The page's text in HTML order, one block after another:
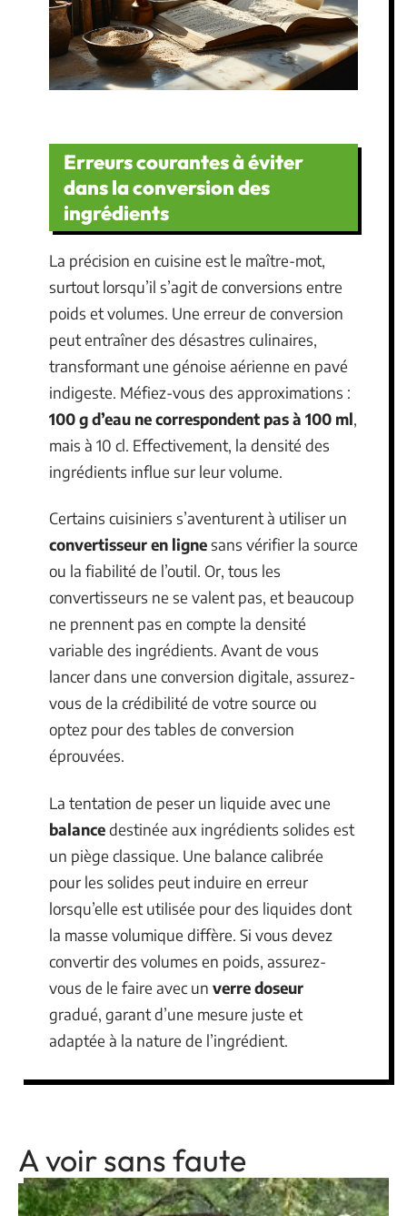
Erreurs courantes à éviter
dans la conversion des
ingrédients
La précision en cuisine est le maître-mot,
surtout lorsqu’il s’agit de conversions entre
poids et volumes. Une erreur de conversion
peut entraîner des désastres culinaires,
transformant une génoise aérienne en pavé
indigeste. Méfiez-vous des approximations :
100 g d’eau ne correspondent pas à 100 ml,
mais à 10 cl. Effectivement, la densité des
ingrédients influe sur leur volume.
Certains cuisiniers s’aventurent à utiliser un
convertisseur en lignesans vérifier la source
ou la fiabilité de l’outil. Or, tous les
convertisseurs ne se valent pas, et beaucoup
ne prennent pas en compte la densité
variable des ingrédients. Avant de vous
lancer dans une conversion digitale, assurez-
vous de la crédibilité de votre source ou
optez pour des tables de conversion
éprouvées.
La tentation de peser un liquide avec une
balancedestinée aux ingrédients solides est
un piège classique. Une balance calibrée
pour les solides peut induire en erreur
lorsqu’elle est utilisée pour des liquides dont
la masse volumique diffère. Si vous devez
convertir des volumes en poids, assurez-
vous de le faire avec un verre doseur
gradué, garant d’une mesure juste et
adaptée à la nature de l’ingrédient.
A voir sans faute